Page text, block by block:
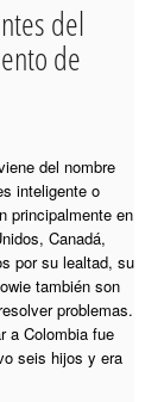
del
de
del nombre
inteligente o
principalmente en
Canadá,
por su lealtad, su
también son
problemas.
a Colombia fue
seis hijos y era